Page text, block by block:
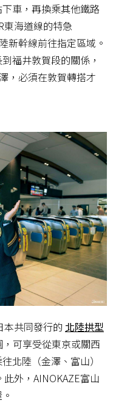
車，再換乘其他鐵路
海道線的特急
新幹線前往指定區域。
福井敦賀段的關係，
，必須在敦賀轉搭才
本共同發行的 北陸拱型
可享受從東京或關西
北陸（金澤、富山）
外，AINOKAZE富山